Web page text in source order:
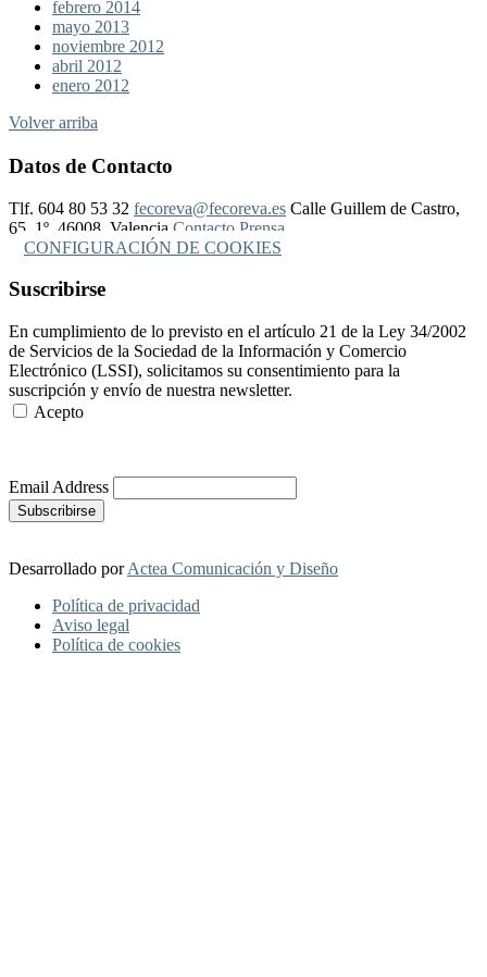
febrero 2014
mayo 2013
noviembre 2012
abril 2012
enero 2012
Volver arriba
Datos de Contacto
Tlf. 604 80 53 32 fecoreva@fecoreva.es Calle Guillem de Castro,
65, 1º, 46008, Valencia Contacto Prensa
CONFIGURACIÓN DE COOKIES
Suscribirse
En cumplimiento de lo previsto en el artículo 21 de la Ley 34/2002
de Servicios de la Sociedad de la Información y Comercio
Electrónico (LSSI), solicitamos su consentimiento para la
suscripción y envío de nuestra newsletter.
Acepto
Email Address
Desarrollado porActea Comunicación y Diseño
Política de privacidad
Aviso legal
Política de cookies